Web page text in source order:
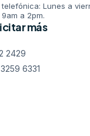
Lunes a
a 2pm.
más
2429
6331